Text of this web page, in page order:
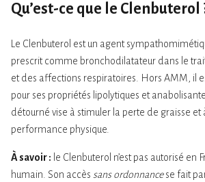
Qu’est-ce que le Clenbuterol
Le Clenbuterol est un agent
prescrit comme bronchodilatateur dans le
et des affections respiratoires. Hors AMM, il
pour ses propriétés lipolytiques et
détourné vise à stimuler la perte de graisse et
performance physique.
À savoir : le Clenbuterol n’est pas autorisé en
humain. Son accès sans ordonnancese fait